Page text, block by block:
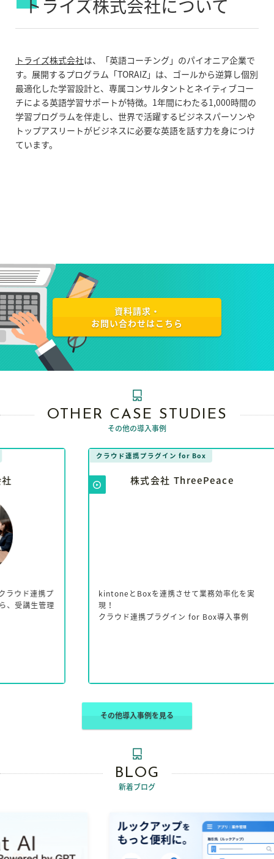
トライズ株式会社について
トライズ株式会社は、「英語コーチング」のパイオニア企業で
す。展開するプログラム「TORAIZ」は、ゴールから逆算し個別
最適化した学習設計と、専属コンサルタントとネイティブコー
チによる英語学習サポートが特徴。1年間にわたる1,000時間の
学習プログラムを伴走し、世界で活躍するビジネスパーソンや
トップアスリートがビジネスに必要な英語を話す力を身につけ
ています。
資料請求・
お問い合わせはこちら
OTHER CASE STUDIES
その他の導入事例
クラウド連携プラグイン for Box
株式会社 ThreePeace
kintoneとBoxを連携させて業務効率化を実
現！
クラウド連携プラグイン for Box導入事例
その他導入事例を見る
BLOG
新着ブログ